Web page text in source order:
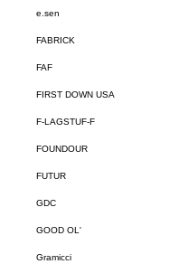
e.sen
FABRICK
FAF
FIRST DOWN USA
F-LAGSTUF-F
FOUNDOUR
FUTUR
GDC
GOOD OL'
Gramicci